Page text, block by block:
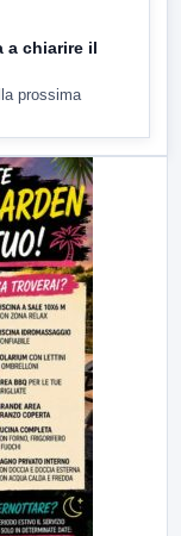
a chiarire il
prossima